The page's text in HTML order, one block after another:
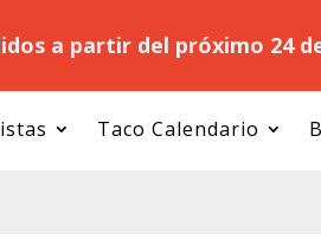
a partir del próximo 24
Taco Calendario